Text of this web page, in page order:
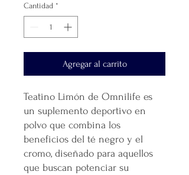
Cantidad *
Agregar al carrito
Teatino Limón de Omnilife es
un suplemento deportivo en
polvo que combina los
beneficios del té negro y el
cromo, diseñado para aquellos
que buscan potenciar su